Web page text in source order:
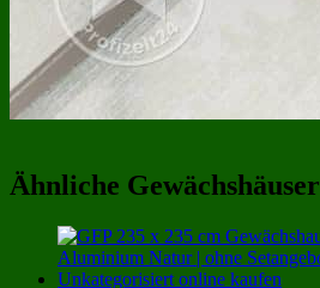
Ähnliche Gewächshäuser